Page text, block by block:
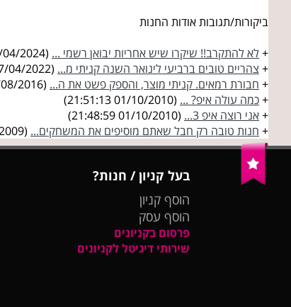
ביקורות/תגובות אודות החנות
+לא להתקרב!! שיקרו שיש אחריות יבואן רשמי ... (10/04/2024 17:35:00)
+ צהריים טובים ברביעי לינואר השנה קניתי מ... (17/04/2022 14:23:02)
+ חבורת רמאים. קניתי מוצר, והספק פשט את ה... (10/08/2016 17:34:41)
+כמה עולה איפ? ... (01/10/2010 21:51:13)
+אני רוצה איפ 3...
(01/10/2010 21:48:59)
+ חנות טובה רק חבל שאתם מוסיפים את המשחקים... (28/07/2009 10:12:56)
בעל קניון / חנות?
הוסף קניון
הוסף עסק
פרסום בקניונים
שירותי דיגיטל לקניונים